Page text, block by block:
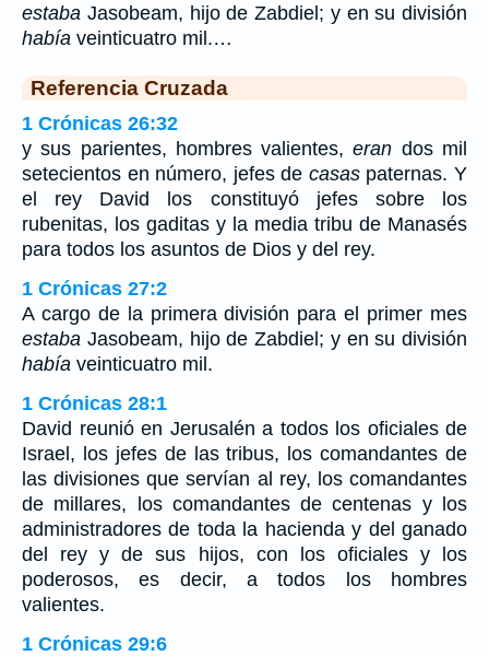
estaba Jasobeam, hijo de Zabdiel; y en su división
había veinticuatro mil.…
Referencia Cruzada
1 Crónicas 26:32
y sus parientes, hombres valientes,eran dos mil
setecientos en número, jefes de casaspaternas. Y
el rey David los constituyó jefes sobre los
rubenitas, los gaditas y la media tribu de Manasés
para todos los asuntos de Dios y del rey.
1 Crónicas 27:2
A cargo de la primera división para el primer mes
estaba Jasobeam, hijo de Zabdiel; y en su división
había veinticuatro mil.
1 Crónicas 28:1
David reunió en Jerusalén a todos los oficiales de
Israel, los jefes de las tribus, los comandantes de
las divisiones que servían al rey, los comandantes
de millares, los comandantes de centenas y los
administradores de toda la hacienda y del ganado
del rey y de sus hijos, con los oficiales y los
poderosos, es decir, a todos los hombres
valientes.
1 Crónicas 29:6